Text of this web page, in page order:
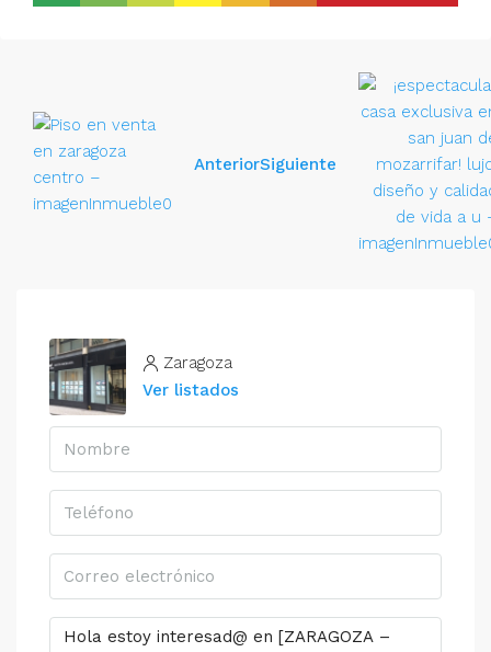
AnteriorSiguiente
Zaragoza
Ver listados